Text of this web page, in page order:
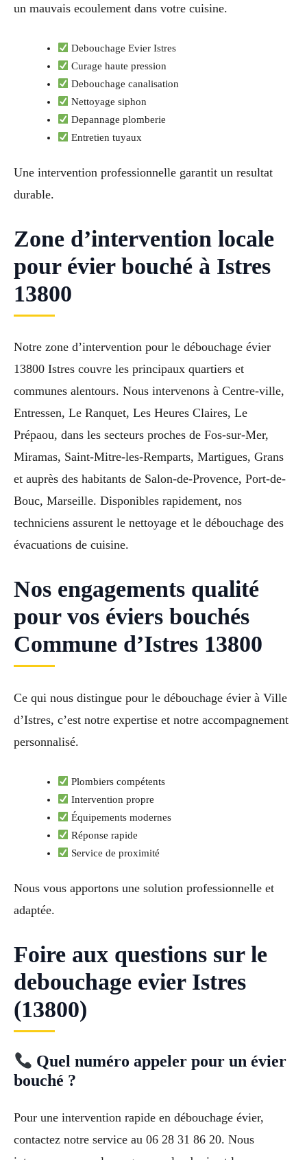
un mauvais ecoulement dans votre cuisine.
Debouchage Evier Istres
Curage haute pression
Debouchage canalisation
Nettoyage siphon
Depannage plomberie
Entretien tuyaux
Une intervention professionnelle garantit un resultat
durable.
Zone d’intervention locale
pour évier bouché à Istres
13800
Notre zone d’intervention pour le débouchage évier
13800 Istres couvre les principaux quartiers et
communes alentours. Nous intervenons à Centre-ville,
Entressen, Le Ranquet, Les Heures Claires, Le
Prépaou, dans les secteurs proches de Fos-sur-Mer,
Miramas, Saint-Mitre-les-Remparts, Martigues, Grans
et auprès des habitants de Salon-de-Provence, Port-de-
Bouc, Marseille. Disponibles rapidement, nos
techniciens assurent le nettoyage et le débouchage des
évacuations de cuisine.
Nos engagements qualité
pour vos éviers bouchés
Commune d’Istres 13800
Ce qui nous distingue pour le débouchage évier à Ville
d’Istres, c’est notre expertise et notre accompagnement
personnalisé.
Plombiers compétents
Intervention propre
Équipements modernes
Réponse rapide
Service de proximité
Nous vous apportons une solution professionnelle et
adaptée.
Foire aux questions sur le
debouchage evier Istres
(13800)
Quel numéro appeler pour un évier
bouché ?
Pour une intervention rapide en débouchage évier,
contactez notre service au 06 28 31 86 20. Nous